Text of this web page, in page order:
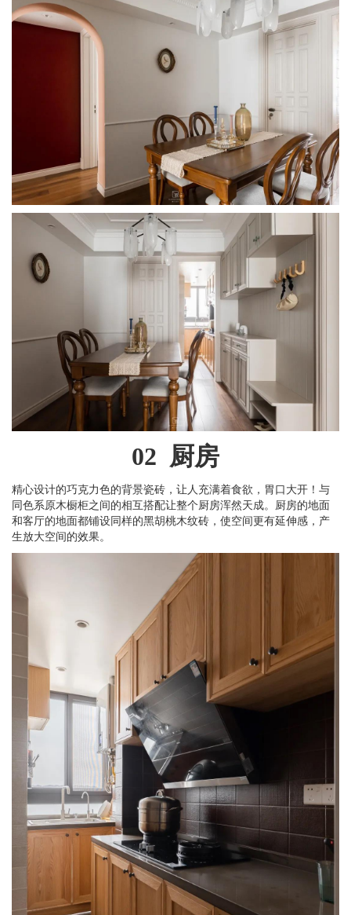
02 厨房
精心设计的巧克力色的背景瓷砖，让人充满着食欲，胃口大开！与
同色系原木橱柜之间的相互搭配让整个厨房浑然天成。厨房的地面
和客厅的地面都铺设同样的黑胡桃木纹砖，使空间更有延伸感，产
生放大空间的效果。